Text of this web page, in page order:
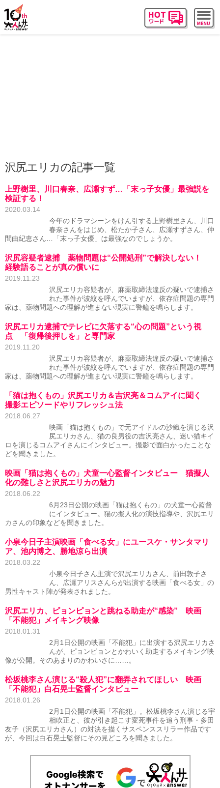
沢尻エリカの記事一覧
上野樹里、川口春奈、広瀬すず…「末っ子女優」最強説を
検証する！
2020.03.14
今年のドラマシーンをけん引する上野樹里さん、川口
春奈さんをはじめ、松たか子さん、広瀬すずさん、仲
間由紀恵さん…「末っ子女優」は最強なのでしょうか。
沢尻容疑者逮捕 薬物問題は“公開処刑”で解決しない！
経験語ることが真の償いに
2019.11.23
沢尻エリカ容疑者が、麻薬取締法違反の疑いで逮捕さ
れた事件が波紋を呼んでいますが、依存症問題の専門
家は、薬物問題への理解が進まない現実に警鐘を鳴らします。
沢尻エリカ逮捕でテレビに欠落する“心の問題”という視
点 「復帰後押しを」と専門家
2019.11.20
沢尻エリカ容疑者が、麻薬取締法違反の疑いで逮捕さ
れた事件が波紋を呼んでいますが、依存症問題の専門
家は、薬物問題への理解が進まない現実に警鐘を鳴らします。
「猫は抱くもの」沢尻エリカ＆吉沢亮＆コムアイに聞く
撮影エピソードやリフレッシュ法
2018.06.27
映画「猫は抱くもの」で元アイドルの沙織を演じる沢
尻エリカさん、猫の良男役の吉沢亮さん、迷い猫キイ
ロを演じるコムアイさんにインタビュー。撮影で面白かったことな
どを聞きました。
映画「猫は抱くもの」犬童一心監督インタビュー 猫擬人
化の難しさと沢尻エリカの魅力
2018.06.22
6月23日公開の映画「猫は抱くもの」の犬童一心監督
にインタビュー。猫の擬人化の演技指導や、沢尻エリ
カさんの印象などを聞きました。
小泉今日子主演映画「食べる女」にユースケ・サンタマリ
ア、池内博之、勝地涼ら出演
2018.03.22
小泉今日子さん主演で沢尻エリカさん、前田敦子さ
ん、広瀬アリスさんらが出演する映画「食べる女」の
男性キャスト陣が発表されました。
沢尻エリカ、ピョンピョンと跳ねる助走が“感染” 映画
「不能犯」メイキング映像
2018.01.31
2月1日公開の映画「不能犯」に出演する沢尻エリカさ
んが、ピョンピョンとかわいく助走するメイキング映
像が公開。そのあまりのかわいさに……。
松坂桃李さん演じる“殺人犯”に翻弄されてほしい 映画
「不能犯」白石晃士監督インタビュー
2018.01.26
2月1日公開の映画「不能犯」。松坂桃李さん演じる宇
相吹正と、彼が引き起こす変死事件を追う刑事・多田
友子（沢尻エリカさん）の対決を描くサスペンススリラー作品です
が、今回は白石晃士監督にその見どころを聞きました。